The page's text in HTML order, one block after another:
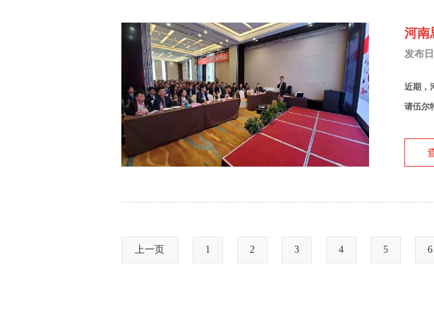
河南
发布
近期，
请伍尔
上一页 1 2 3 4 5 6